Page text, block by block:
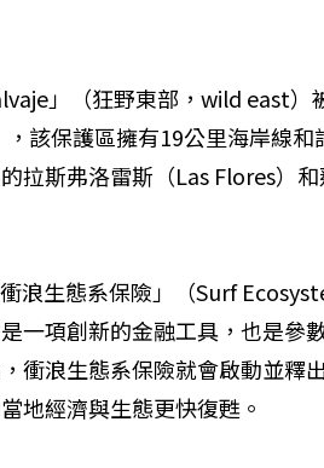
」（狂野東部，wild east）
該保護區擁有19公里海岸線和
拉斯弗洛雷斯（Las Flores）
浪生態系保險」（Surf
一項創新的金融工具，也是參
衝浪生態系保險就會啟動並釋
地經濟與生態更快復甦。